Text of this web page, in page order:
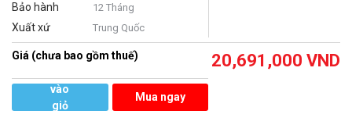
Bảo hành 12 Tháng
Xuất xứ Trung Quốc
Giá (chưa bao gồm thuế) 20,691,000 VND
vào
giỏ
Mua ngay